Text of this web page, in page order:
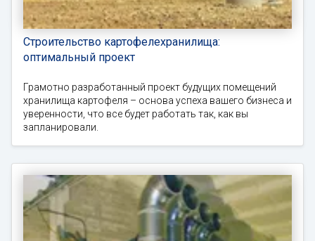
Строительство картофелехранилища:
оптимальный проект
Грамотно разработанный проект будущих помещений
хранилища картофеля – основа успеха вашего бизнеса и
уверенности, что все будет работать так, как вы
запланировали.